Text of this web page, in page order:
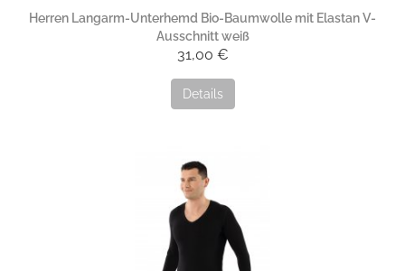
Herren Langarm-Unterhemd Bio-Baumwolle mit Elastan V-
Ausschnitt weiß
31,00 €
Details